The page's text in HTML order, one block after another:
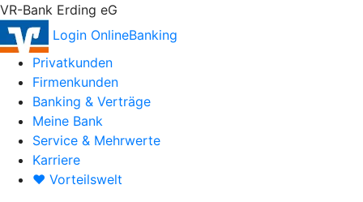
VR-Bank Erding eG
Login OnlineBanking
Privatkunden
Firmenkunden
Banking & Verträge
Meine Bank
Service & Mehrwerte
Karriere
♥ Vorteilswelt